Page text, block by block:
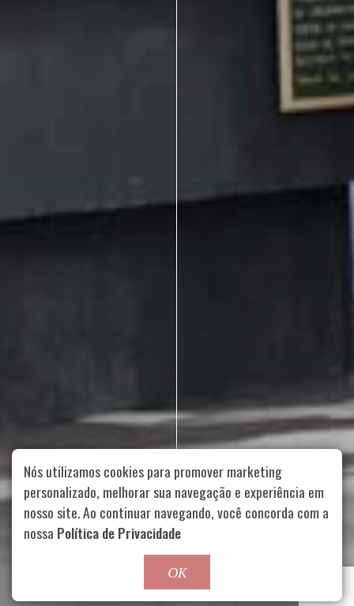
Rua Aurélia, 1714 – Vila Romana, São Paulo – SP | 55 11
99178-5848 | contato@nucleofood.com
Role para continar
Nós utilizamos cookies para promover marketing
personalizado, melhorar sua navegação e experiência em
nosso site. Ao continuar navegando, você concorda com a
nossa Política de Privacidade
OK